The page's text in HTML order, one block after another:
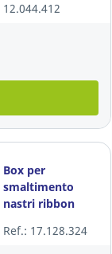
12.044.412
Box per
smaltimento
nastri ribbon
Ref.: 17.128.324